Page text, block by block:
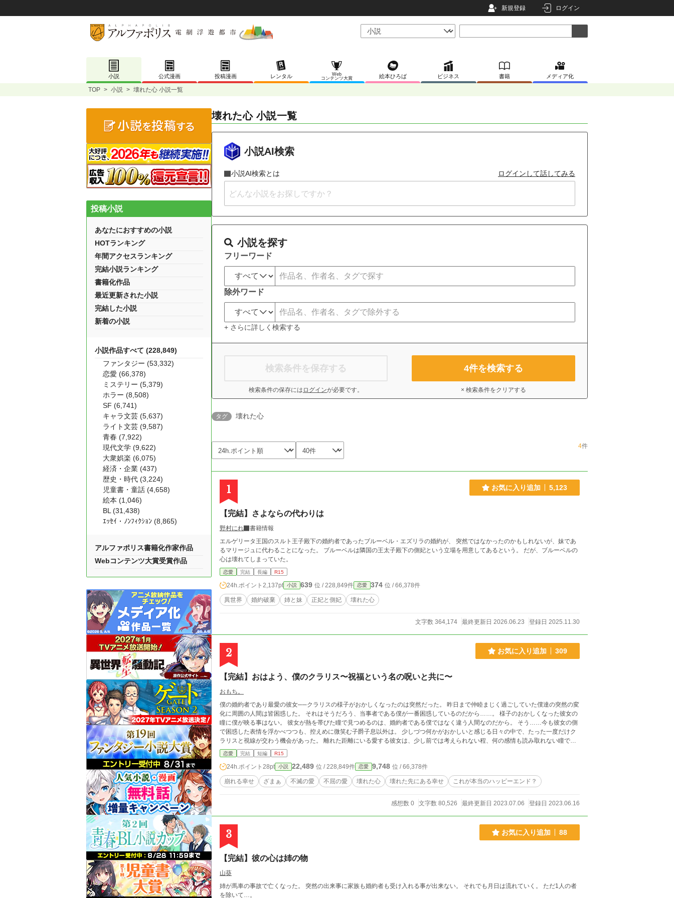
新規登録 ログイン
小説 公式漫画 投稿漫画 レンタル
Web
コンテンツ大賞
絵本ひろば ビジネス 書籍 メディア化
TOP > 小説 > 壊れた心 小説一覧
壊れた心 小説一覧
小説AI検索
小説AI検索とは ログインして話してみる
小説を探す
フリーワード
除外ワード
+ さらに詳しく検索する
検索条件を保存する
検索条件の保存には ログインが必要です。
4件を検索する
× 検索条件をクリアする
タグ 壊れた心
4件
1 お気に入り追加 5,123
【完結】さよならの代わりは
野村にれ
書籍情報
エルゲリータ王国のスルト王子殿下の婚約者であったブルーベル・エズリラの婚約が、 突然ではなかったのかもしれないが、妹であ
るマリージュに代わることになった。 ブルーベルは隣国の王太子殿下の側妃という立場を用意してあるという。 だが、ブルーベルの
心は壊れてしまっていた。
恋愛 完結 長編 R15
24h.ポイント 2,137pt 小説 639 位 / 228,849件 恋愛 374 位 / 66,378件
異世界 婚約破棄 姉と妹 正妃と側妃 壊れた心
文字数 364,174 最終更新日 2026.06.23 登録日 2025.11.30
2 お気に入り追加 309
【完結】おはよう、僕のクラリス〜祝福という名の呪いと共に〜
おもち。
僕の婚約者であり最愛の彼女──クラリスの様子がおかしくなったのは突然だった。 昨日まで仲睦まじく過ごしていた僕達の突然の変
化に周囲の人間は皆困惑した。 それはそうだろう、当事者である僕が一番困惑しているのだから……。 様子のおかしくなった彼女の
瞳に僕が映る事はない。 彼女が熱を帯びた瞳で見つめるのは、婚約者である僕ではなく違う人間なのだから。 そう……今も彼女の側
で困惑した表情を浮かべつつも、控えめに微笑む子爵子息以外は。 少しづつ何かがおかしいと感じる日々の中で、たった一度だけク
ラリスと視線が交わう機会があった。 離れた距離にいる愛する彼女は、少し前では考えられない程、何の感情も読み取れない瞳で僕
を見つめ、たった一言だけ言葉を紡いだ。 悔しい事にその声が僕の耳に届く事はなかったが、彼女の口の動きを目にした瞬間、僕の
中の何かが「これは違う」と叫んだ。 クラリスが紡いだ言葉はたった一言。 「──助けて」 彼女の身に何が起きているのか、自分達
は一体何に巻き込まれているのか。 僕はこの騒動の真相を探る為、一人の人物に協力を仰いだ。 クラリス、不甲斐ない僕をどうか許
してくれ。 幼い頃交わした、君を守るという約束すら守れなかった僕だけど、それでも永遠に君だけを愛してる。 ※このお話は「そ
の瞳に魅入られて」に少し出てきた女神様が管轄している国の一つです。 ですが世界観や設定などは何の関係もないので、あちらを
ん。汗(作者としてはハピエンだと思っています) ※明るいのは最初だけかと。常に暗いお話かもしれません。 ※私独自の世界設定に
恋愛 完結 短編 R15
24h.ポイント 28pt 小説 22,489 位 / 228,849件 恋愛 9,748 位 / 66,378件
崩れる幸せ ざまぁ 不滅の愛 不屈の愛 壊れた心 壊れた先にある幸せ これが本当のハッピーエンド？
感想数 0 文字数 80,526 最終更新日 2023.07.06 登録日 2023.06.16
3 お気に入り追加 88
【完結】彼の心は姉の物
山葵
姉が馬車の事故で亡くなった。 突然の出来事に家族も婚約者も受け入れる事が出来ない。 それでも月日は流れていく。 ただ1人の者
を除いて…。
投稿小説
あなたにおすすめの小説
HOTランキング
年間アクセスランキング
完結小説ランキング
書籍化作品
最近更新された小説
完結した小説
新着の小説
小説作品すべて (228,849)
ファンタジー (53,332)
恋愛 (66,378)
ミステリー (5,379)
ホラー (8,508)
SF (6,741)
キャラ文芸 (5,637)
ライト文芸 (9,587)
青春 (7,922)
現代文学 (9,622)
大衆娯楽 (6,075)
経済・企業 (437)
歴史・時代 (3,224)
児童書・童話 (4,658)
絵本 (1,046)
BL (31,438)
ｴｯｾｲ・ﾉﾝﾌｨｸｼｮﾝ (8,865)
アルファポリス書籍化作家作品
Webコンテンツ大賞受賞作品